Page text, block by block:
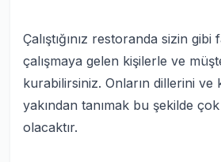
Çalıştığınız restoranda sizin
çalışmaya gelen kişilerle ve
kurabilirsiniz. Onların dillerini ve
yakından tanımak bu şekilde
olacaktır.